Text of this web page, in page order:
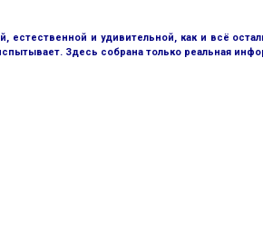
и удивительной, как и всё
Здесь собрана только реальная